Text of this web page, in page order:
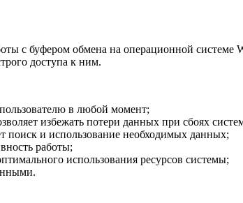
с буфером обмена на операционной системе
доступа к ним.
в любой момент;
избежать потери данных при сбоях
поиск и использование необходимых данных;
работы;
использования ресурсов системы;